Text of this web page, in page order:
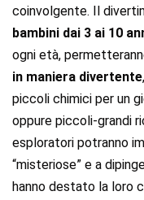
coinvolgente. Il
bambini dai 3 ai 10
ogni età,
in maniera divertente
piccoli chimici per un
oppure piccoli-grandi
esploratori potranno
“misteriose” e a
hanno destato la loro